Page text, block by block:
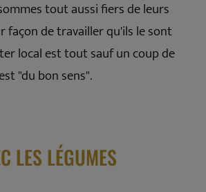
tout aussi fiers de leurs
façon de travailler qu'ils le sont
local est tout sauf un coup de
"du bon sens".
LES LÉGUMES